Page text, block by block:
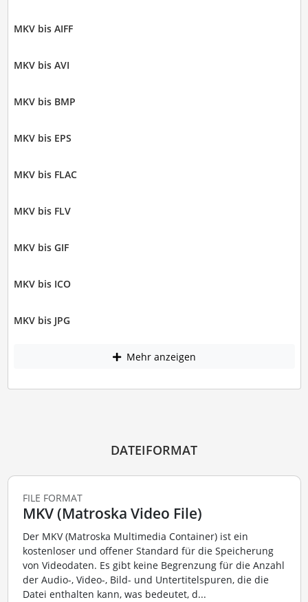
MKV bis AIFF
MKV bis AVI
MKV bis BMP
MKV bis EPS
MKV bis FLAC
MKV bis FLV
MKV bis GIF
MKV bis ICO
MKV bis JPG
Mehr anzeigen
DATEIFORMAT
FILE FORMAT
MKV (Matroska Video File)
Der MKV (Matroska Multimedia Container) ist ein
kostenloser und offener Standard für die Speicherung
von Videodaten. Es gibt keine Begrenzung für die Anzahl
der Audio-, Video-, Bild- und Untertitelspuren, die die
Datei enthalten kann, was bedeutet, d...